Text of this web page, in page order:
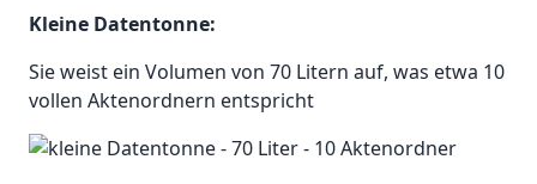
Kleine Datentonne:
Sie weist ein Volumen von 70 Litern auf, was etwa 10
vollen Aktenordnern entspricht